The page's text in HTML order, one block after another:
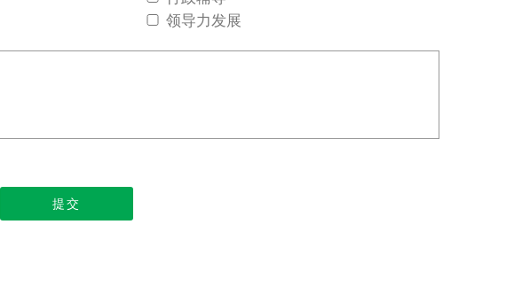
领导力发展